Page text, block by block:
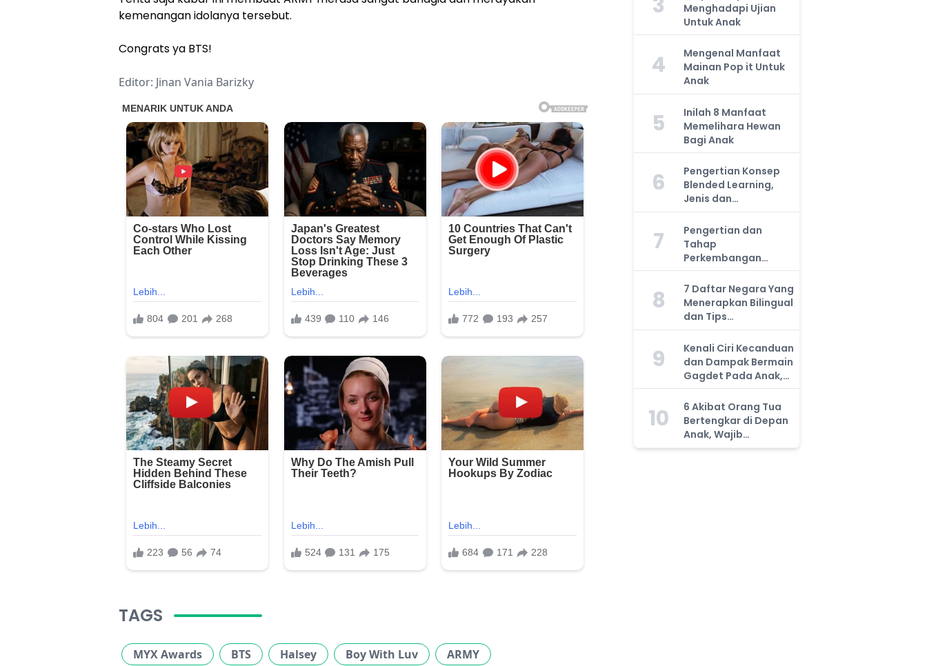
kemenangan idolanya tersebut.
Congrats ya BTS!
Editor: Jinan Vania Barizky
TAGS
MYX Awards BTS Halsey Boy With Luv ARMY
Menghadapi Ujian
Untuk Anak
4
Mengenal Manfaat
Mainan Pop it Untuk
Anak
5
Inilah 8 Manfaat
Memelihara Hewan
Bagi Anak
6
Pengertian Konsep
Blended Learning,
Jenis dan
Manfaatnya, Anda
Harus Tahu!
7
Pengertian dan
Tahap
Perkembangan
Kemampuan Kognitif
Anak, Bunda Wajib
Tahu!
8
7 Daftar Negara Yang
Menerapkan Bilingual
dan Tips
Mengajarkan Pada
Anak
9
Kenali Ciri Kecanduan
dan Dampak Bermain
Gagdet Pada Anak,
Orang Tua Wajib
Tahu!
10
6 Akibat Orang Tua
Bertengkar di Depan
Anak, Wajib
Waspada!